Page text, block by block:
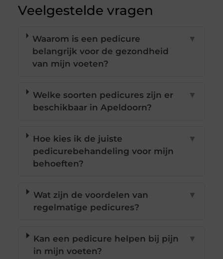
Veelgestelde vragen
Waarom is een pedicure
belangrijk voor de gezondheid
van mijn voeten?
▼
Welke soorten pedicures zijn er
beschikbaar in Apeldoorn?
▼
Hoe kies ik de juiste
pedicurebehandeling voor mijn
behoeften?
▼
Wat zijn de voordelen van
regelmatige pedicures?
▼
Kan een pedicure helpen bij pijn
in mijn voeten?
▼